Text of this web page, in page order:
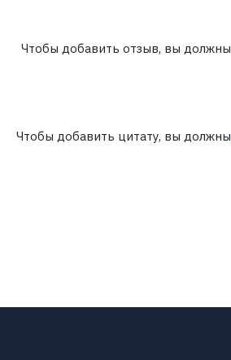
Чтобы добавить отзыв, вы должны
Чтобы добавить цитату, вы должны